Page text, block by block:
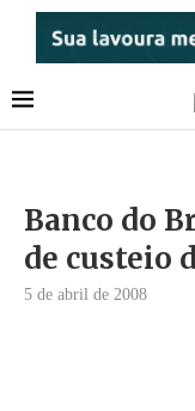
Banco do
de custeio
5 de abril de 2008